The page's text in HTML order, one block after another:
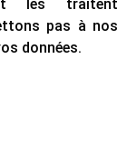
les traitent
pas à nos
données.